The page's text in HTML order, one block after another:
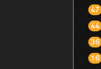
47
44
36
16